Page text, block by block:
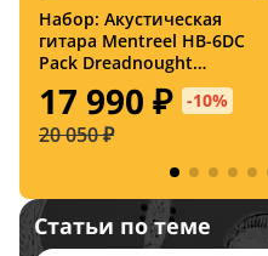
Заказать
Набор: Акустическая
гитара Mentreel HB-6DC
Pack Dreadnought
Natural Satin с
аксессуарами
17 990 ₽ -10%
20 050 ₽
Статьи по теме